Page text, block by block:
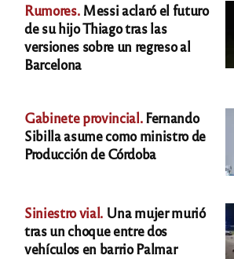
Rumores.Messi aclaró el futuro
de su hijo Thiago tras las
versiones sobre un regreso al
Barcelona
Gabinete provincial.Fernando
Sibilla asume como ministro de
Producción de Córdoba
Siniestro vial. Una mujer murió
tras un choque entre dos
vehículos en barrio Palmar